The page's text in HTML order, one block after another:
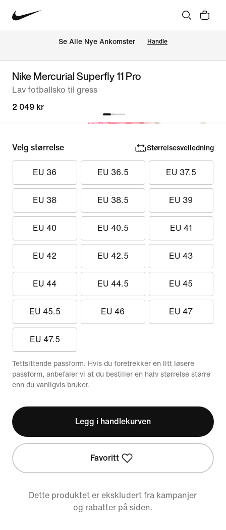
Se Alle Nye Ankomster Handle
Nike Mercurial Superfly 11 Pro
Lav fotballsko til gress
2 049 kr
Velg størrelse Størrelsesveiledning
EU 36 EU 36.5 EU 37.5
EU 38 EU 38.5 EU 39
EU 40 EU 40.5 EU 41
EU 42 EU 42.5 EU 43
EU 44 EU 44.5 EU 45
EU 45.5 EU 46 EU 47
EU 47.5
Tettsittende passform. Hvis du foretrekker en litt løsere
passform, anbefaler vi at du bestiller en halv størrelse større
enn du vanligvis bruker.
Legg i handlekurven
Favoritt
Dette produktet er ekskludert fra kampanjer
og rabatter på siden.